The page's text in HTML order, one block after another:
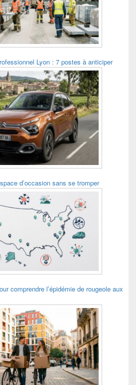
Lyon : 7 postes à anticiper
d’occasion sans se tromper
comprendre l’épidémie de rougeole aux